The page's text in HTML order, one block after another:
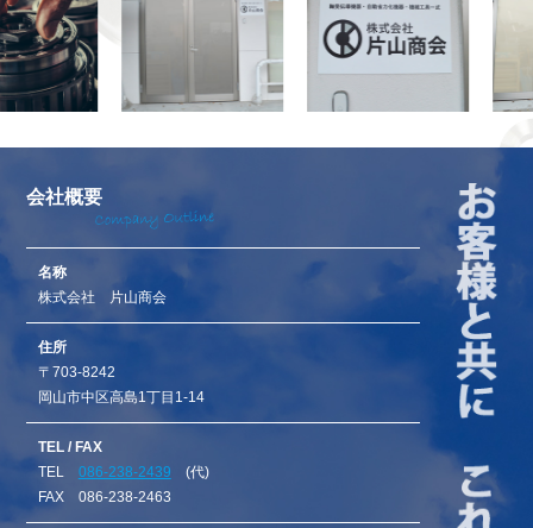
会社概要
名称
株式会社 片山商会
住所
〒703-8242
岡山市中区高島1丁目1-14
TEL / FAX
TEL 086-238-2439 (代)
FAX 086-238-2463